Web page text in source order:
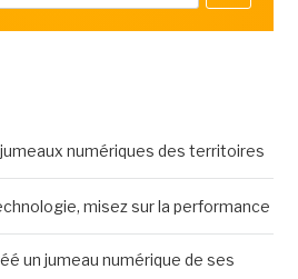
numériques des territoires
misez sur la performance
un jumeau numérique de ses